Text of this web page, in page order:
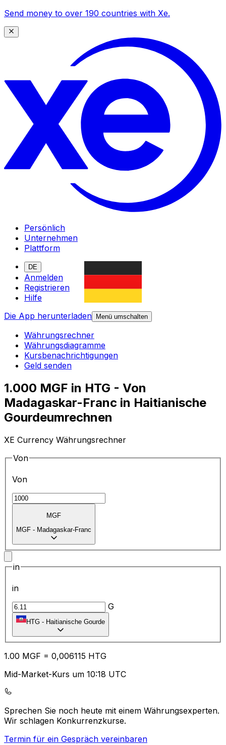
Send money to over 190 countries with Xe.
Persönlich
Unternehmen
Plattform
DE
Anmelden
Registrieren
Hilfe
Die App herunterladen
Menü umschalten
Währungsrechner
Währungsdiagramme
Kursbenachrichtigungen
Geld senden
1.000 MGF in HTG - Von
Madagaskar-Franc in Haitianische
Gourdeumrechnen
XE Currency Währungsrechner
Von
Von
MGF
MGF - Madagaskar-Franc
in
in
G
HTG - Haitianische Gourde
1.00 MGF = 0,006115 HTG
Mid-Market-Kurs um 10:18 UTC
Sprechen Sie noch heute mit einem Währungsexperten.
Wir schlagen Konkurrenzkurse.
Termin für ein Gespräch vereinbaren